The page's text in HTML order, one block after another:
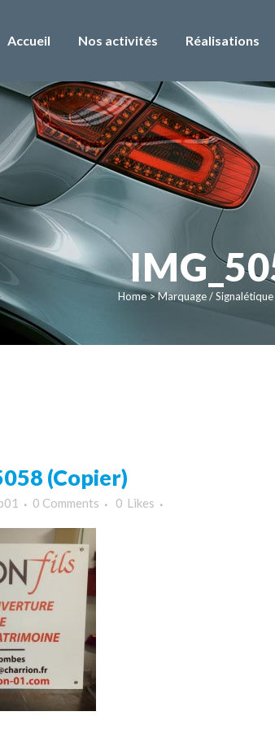
Accueil Nos activités Réalisations
Home>Marquage /
(Copier)
0 Comments 0 Likes